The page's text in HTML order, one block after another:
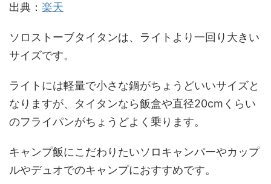
出典： 楽天
ソロストーブタイタンは、ライトより一回り大きい
サイズです。
ライトには軽量で小さな鍋がちょうどいいサイズと
なりますが、タイタンなら飯盒や直径20cmくらい
のフライパンがちょうどよく乗ります。
キャンプ飯にこだわりたいソロキャンパーやカップ
ルやデュオでのキャンプにおすすめです。